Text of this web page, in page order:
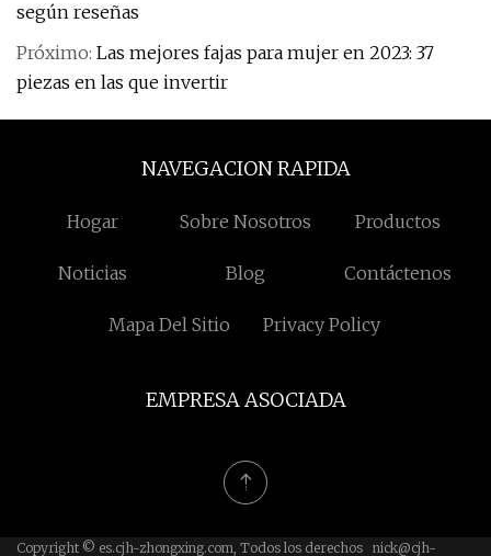
según reseñas
Próximo: Las mejores fajas para mujer en 2023: 37
piezas en las que invertir
NAVEGACION RAPIDA
Hogar Sobre Nosotros Productos
Noticias Blog Contáctenos
Mapa Del Sitio Privacy Policy
EMPRESA ASOCIADA
Copyright © es.cjh-zhongxing.com, Todos los derechos nick@cjh-